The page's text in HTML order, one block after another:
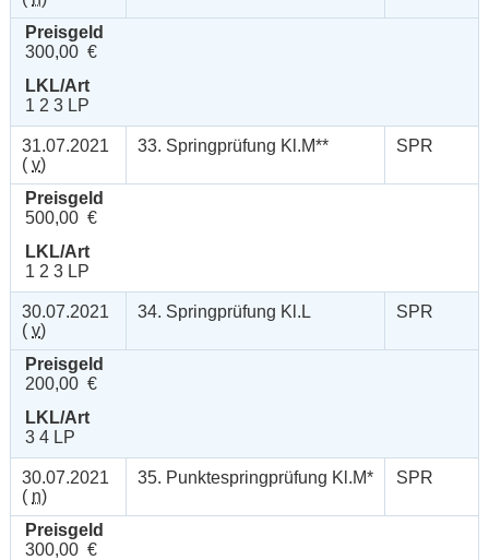
Preisgeld
300,00 €
LKL/Art
1 2 3 LP
31.07.2021
( v)
33. Springprüfung Kl.M** SPR
Preisgeld
500,00 €
LKL/Art
1 2 3 LP
30.07.2021
( v)
34. Springprüfung Kl.L SPR
Preisgeld
200,00 €
LKL/Art
3 4 LP
30.07.2021
( n)
35. Punktespringprüfung Kl.M* SPR
Preisgeld
300,00 €